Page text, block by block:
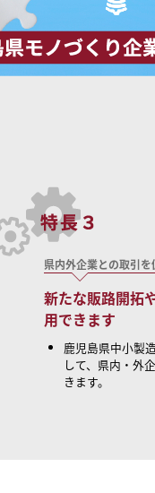
県内外企業との取引を
新たな販路開拓
用できます
鹿児島県中小製
して、県内・外
きます。